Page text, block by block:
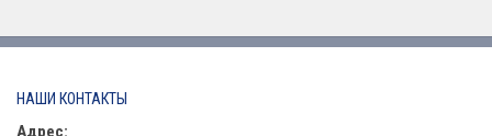
НАШИ КОНТАКТЫ
Адрес: